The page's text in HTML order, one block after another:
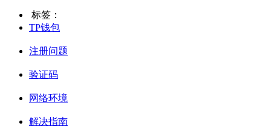
标签：
TP钱包
注册问题
验证码
网络环境
解决指南